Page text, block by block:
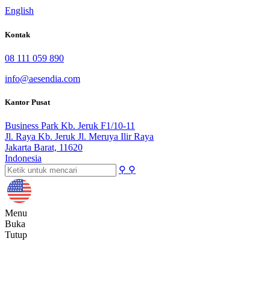
English
Kontak
08 111 059 890
info@aesendia.com
Kantor Pusat
Business Park Kb. Jeruk F1/10-11
Jl. Raya Kb. Jeruk Jl. Meruya Ilir Raya
Jakarta Barat, 11620
Indonesia
⚲ ⚲
Menu
Buka
Tutup